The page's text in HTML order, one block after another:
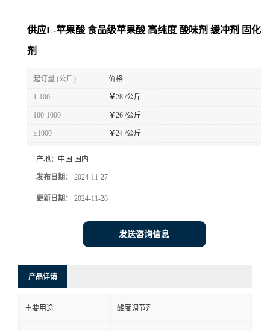
供应L-苹果酸 食品级苹果酸 高纯度 酸味剂 缓冲剂 固化
剂
起订量 (公斤) 价格
1-100 ￥28 /公斤
100-1000 ￥26 /公斤
≥1000 ￥24 /公斤
产地： 中国 国内
发布日期： 2024-11-27
更新日期： 2024-11-28
发送咨询信息
产品详请
主要用途 酸度调节剂